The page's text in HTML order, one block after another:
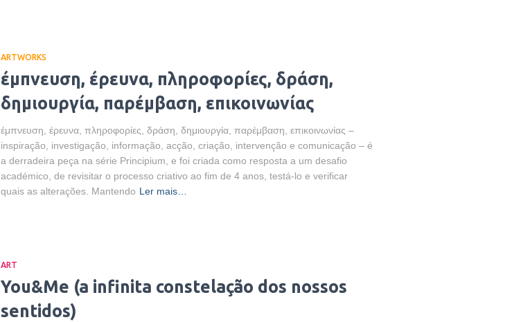
ARTWORKS
έμπνευση, έρευνα, πληροφορίες, δράση,
δημιουργία, παρέμβαση, επικοινωνίας
έμπνευση, έρευνα, πληροφορίες, δράση, δημιουργία, παρέμβαση, επικοινωνίας –
inspiração, investigação, informação, acção, criação, intervenção e comunicação – é
a derradeira peça na série Principium, e foi criada como resposta a um desafio
académico, de revisitar o processo criativo ao fim de 4 anos, testá-lo e verificar
quais as alterações. Mantendo Ler mais…
ART
You&Me (a infinita constelação dos nossos
sentidos)